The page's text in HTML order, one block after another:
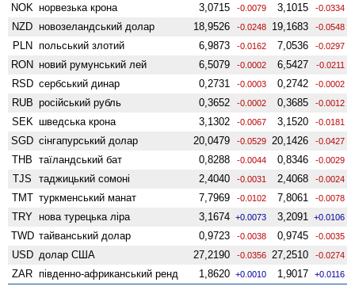
NOK норвезька крона 3,0715 -0.0079 3,1015 -0.0334
NZD ново­зеландський долар 18,9526 -0.0248 19,1683 -0.0548
PLN польський злотий 6,9873 -0.0162 7,0536 -0.0297
RON новий румунський лей 6,5079 -0.0002 6,5427 -0.0211
RSD сербський динар 0,2731 -0.0003 0,2742 -0.0002
RUB російський рубль 0,3652 -0.0002 0,3685 -0.0012
SEK шведська крона 3,1302 -0.0067 3,1520 -0.0181
SGD сінгапурський долар 20,0479 -0.0529 20,1426 -0.0427
THB таїландський бат 0,8288 -0.0044 0,8346 -0.0029
TJS таджицький сомоні 2,4040 -0.0031 2,4068 -0.0024
TMT туркменський манат 7,7969 -0.0102 7,8061 -0.0078
TRY нова турецька ліра 3,1674 +0.0073 3,2091 +0.0106
TWD тайванський долар 0,9723 -0.0038 0,9745 -0.0035
USD долар США 27,2190 -0.0356 27,2510 -0.0274
ZAR південно-африканський ренд 1,8620 +0.0010 1,9017 +0.0116